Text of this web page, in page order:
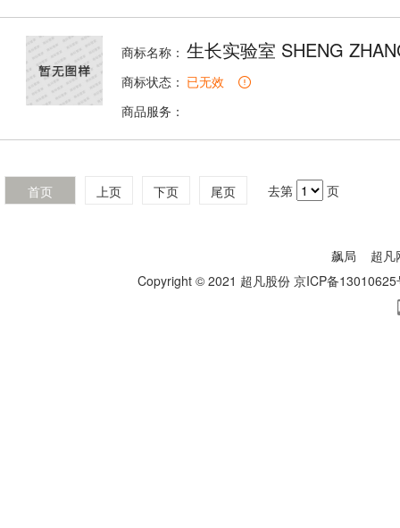
商标名称： 生长实验室 SHENG
商标状态： 已无效
商品服务：
首页 上页 下页 尾页 去第 页
飙局
超凡
Copyright © 2021 超凡股份 京ICP备